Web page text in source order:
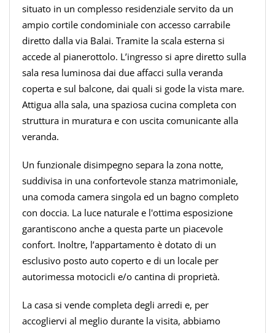
situato in un complesso residenziale servito da un
ampio cortile condominiale con accesso carrabile
diretto dalla via Balai. Tramite la scala esterna si
accede al pianerottolo. L’ingresso si apre diretto sulla
sala resa luminosa dai due affacci sulla veranda
coperta e sul balcone, dai quali si gode la vista mare.
Attigua alla sala, una spaziosa cucina completa con
struttura in muratura e con uscita comunicante alla
veranda.
Un funzionale disimpegno separa la zona notte,
suddivisa in una confortevole stanza matrimoniale,
una comoda camera singola ed un bagno completo
con doccia. La luce naturale e l'ottima esposizione
garantiscono anche a questa parte un piacevole
confort. Inoltre, l’appartamento è dotato di un
esclusivo posto auto coperto e di un locale per
autorimessa motocicli e/o cantina di proprietà.
La casa si vende completa degli arredi e, per
accogliervi al meglio durante la visita, abbiamo